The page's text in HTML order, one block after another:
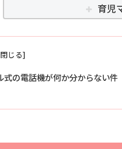
育児
式の電話機が何か分からない件